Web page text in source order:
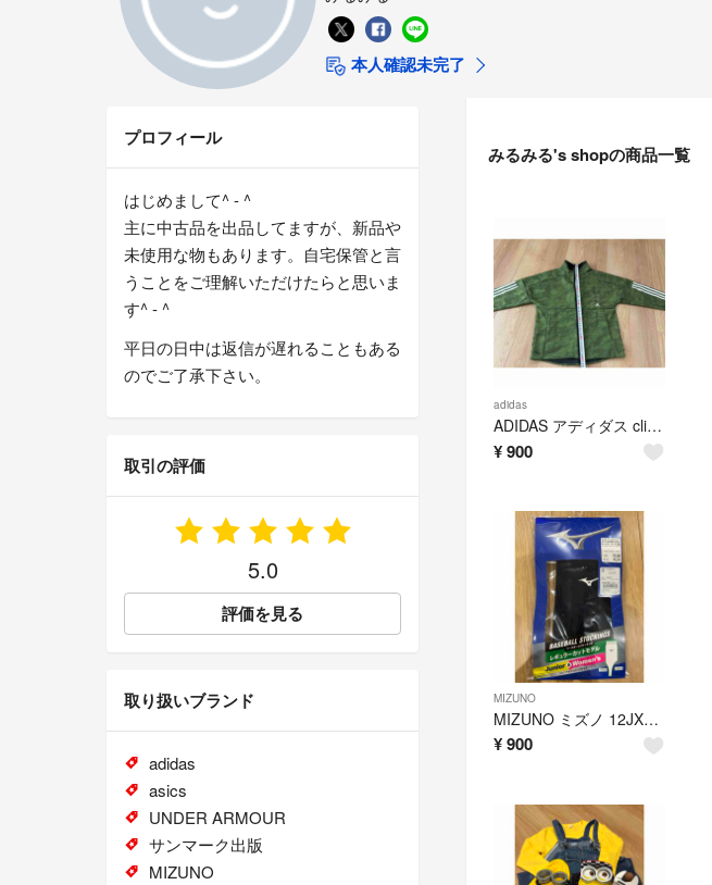
本人確認未完了
みるみる's shopの商品一覧
adidas
ADIDAS アディダス climalite 160
¥900
MIZUNO
MIZUNO ミズノ 12JXBS2214 12JXBS22 サイズ:0 色:1
¥900
プロフィール
はじめまして^ - ^
主に中古品を出品してますが、新品や
未使用な物もあります。自宅保管と言
うことをご理解いただけたらと思いま
す^ - ^
平日の日中は返信が遅れることもある
のでご了承下さい。
取引の評価
5.0
評価を見る
取り扱いブランド
adidas
asics
UNDER ARMOUR
サンマーク出版
MIZUNO